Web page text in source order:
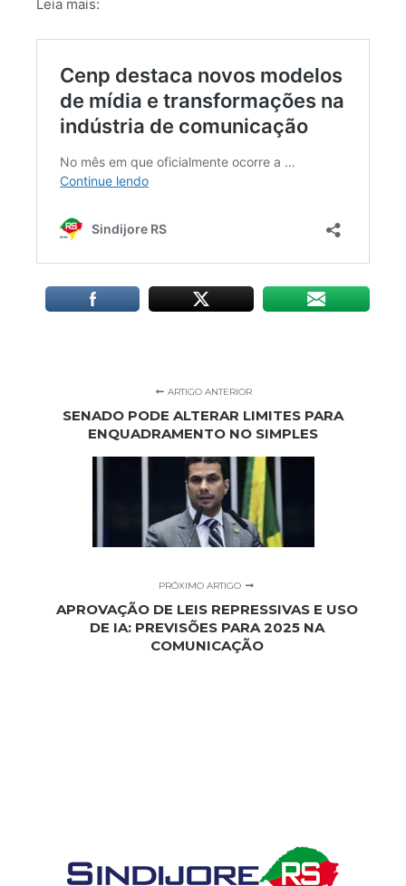
Leia mais:
ARTIGO ANTERIOR
SENADO PODE ALTERAR LIMITES PARA
ENQUADRAMENTO NO SIMPLES
PRÓXIMO ARTIGO
APROVAÇÃO DE LEIS REPRESSIVAS E USO
DE IA: PREVISÕES PARA 2025 NA
COMUNICAÇÃO